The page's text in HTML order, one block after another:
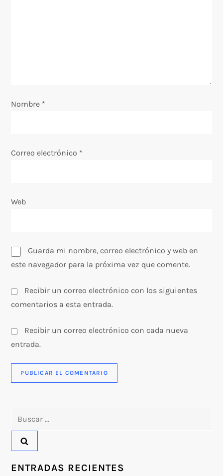
n
r
d
s
Nombre *
Correo electrónico *
Web
Guarda mi nombre, correo electrónico y web en
este navegador para la próxima vez que comente.
Recibir un correo electrónico con los siguientes
comentarios a esta entrada.
Recibir un correo electrónico con cada nueva
entrada.
ENTRADAS RECIENTES